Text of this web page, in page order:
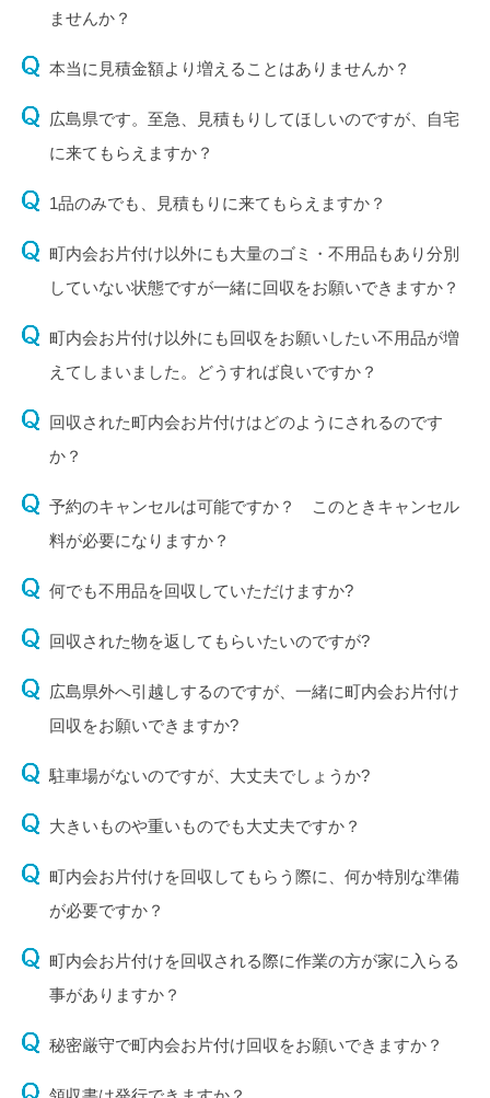
ませんか？
本当に見積金額より増えることはありませんか？
広島県です。至急、見積もりしてほしいのですが、自宅
に来てもらえますか？
1品のみでも、見積もりに来てもらえますか？
町内会お片付け以外にも大量のゴミ・不用品もあり分別
していない状態ですが一緒に回収をお願いできますか？
町内会お片付け以外にも回収をお願いしたい不用品が増
えてしまいました。どうすれば良いですか？
回収された町内会お片付けはどのようにされるのです
か？
予約のキャンセルは可能ですか？ このときキャンセル
料が必要になりますか？
何でも不用品を回収していただけますか?
回収された物を返してもらいたいのですが?
広島県外へ引越しするのですが、一緒に町内会お片付け
回収をお願いできますか?
駐車場がないのですが、大丈夫でしょうか?
大きいものや重いものでも大丈夫ですか？
町内会お片付けを回収してもらう際に、何か特別な準備
が必要ですか？
町内会お片付けを回収される際に作業の方が家に入らる
事がありますか？
秘密厳守で町内会お片付け回収をお願いできますか？